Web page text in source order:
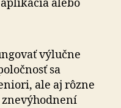
alebo
výlučne
sa
ale aj rôzne